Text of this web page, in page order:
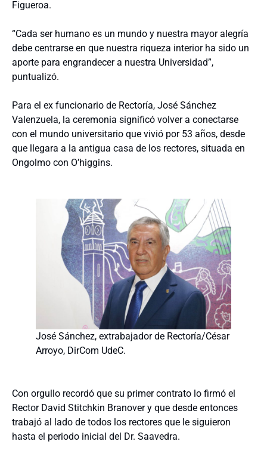
Figueroa.
“Cada ser humano es un mundo y nuestra mayor alegría
debe centrarse en que nuestra riqueza interior ha sido un
aporte para engrandecer a nuestra Universidad”,
puntualizó.
Para el ex funcionario de Rectoría, José Sánchez
Valenzuela, la ceremonia significó volver a conectarse
con el mundo universitario que vivió por 53 años, desde
que llegara a la antigua casa de los rectores, situada en
Ongolmo con O’higgins.
José Sánchez, extrabajador de Rectoría/César
Arroyo, DirCom UdeC.
Con orgullo recordó que su primer contrato lo firmó el
Rector David Stitchkin Branover y que desde entonces
trabajó al lado de todos los rectores que le siguieron
hasta el periodo inicial del Dr. Saavedra.